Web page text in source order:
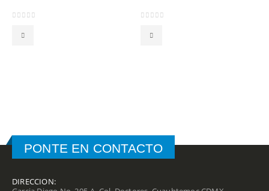
PONTE EN CONTACTO
DIRECCION: